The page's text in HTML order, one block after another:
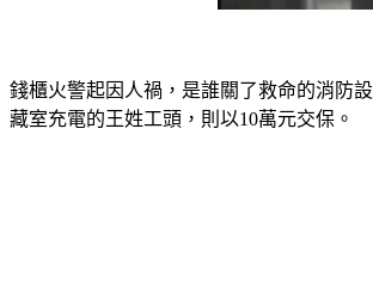
錢櫃火警起因人禍，是誰關了救命的消防
藏室充電的王姓工頭，則以10萬元交保。